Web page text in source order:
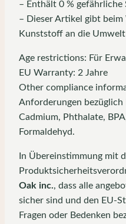
– Enthält 0 % gefährliche
– Dieser Artikel gibt
Kunststoff an die
Age restrictions: Für
EU Warranty: 2 Jahre
Other compliance
Anforderungen bezüglich
Cadmium, Phthalate,
Formaldehyd.
In Übereinstimmung mit
Oak inc., dass alle
sicher sind und den EU-
Fragen oder Bedenken